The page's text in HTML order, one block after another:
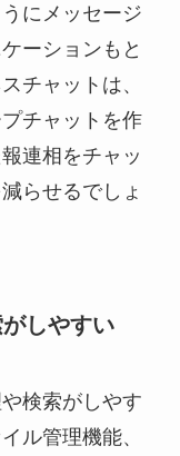
にメッセージ
ーションもと
チャットは、
チャットを作
連相をチャッ
らせるでしょ
しやすい
検索がしやす
ル管理機能、